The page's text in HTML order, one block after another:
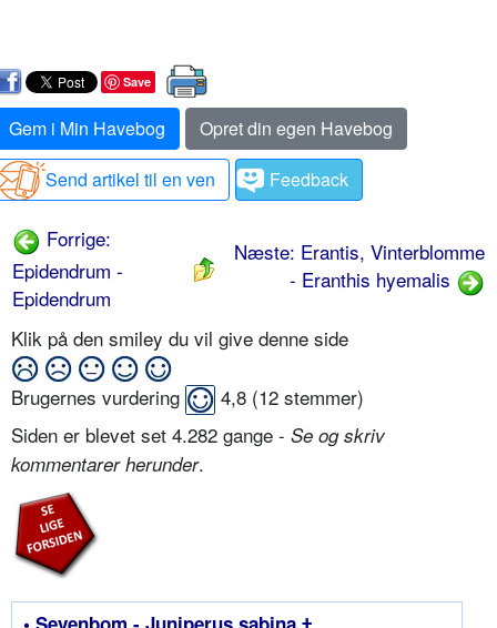
Save
Gem i Min Havebog
Opret din egen Havebog
Send artikel til en ven
Feedback
Forrige:
Epidendrum -
Epidendrum
Næste: Erantis, Vinterblomme
- Eranthis hyemalis
Klik på den smiley du vil give denne side
Brugernes vurdering 4,8 (12 stemmer)
Siden er blevet set 4.282 gange - Se og skriv
kommentarer herunder.